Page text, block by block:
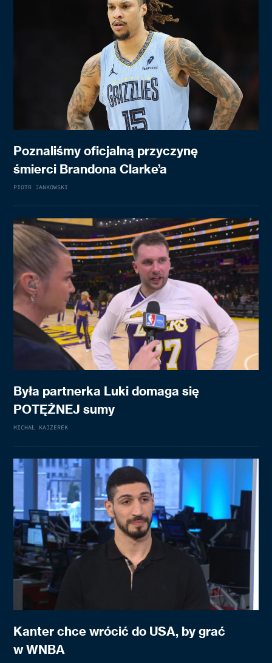
Poznaliśmy oficjalną przyczynę
śmierci Brandona Clarke’a
PIOTR JANKOWSKI
Była partnerka Luki domaga się
POTĘŻNEJ sumy
MICHAŁ KAJZEREK
Kanter chce wrócić do USA, by grać
w WNBA